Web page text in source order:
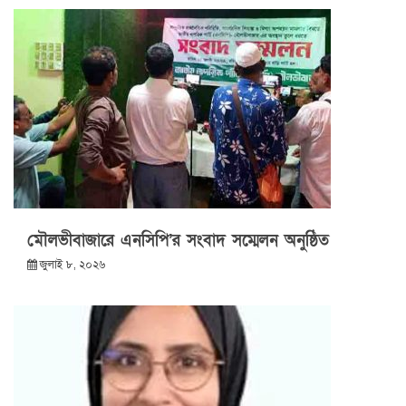
মৌলভীবাজারে এনসিপি’র সংবাদ সম্মেলন অনুষ্ঠিত
জুলাই ৮, ২০২৬